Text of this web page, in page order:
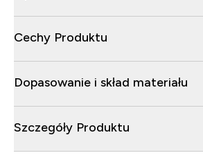
Cechy Produktu
Dopasowanie i skład materiału
Szczegóły Produktu